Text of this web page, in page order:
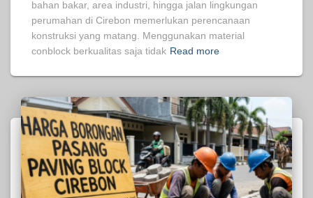
bahan bakar, area industri, hingga jalan lingkungan
perumahan di Cirebon memerlukan perencanaan
konstruksi yang matang. Menggunakan material
conblock berkualitas saja tidak Read more